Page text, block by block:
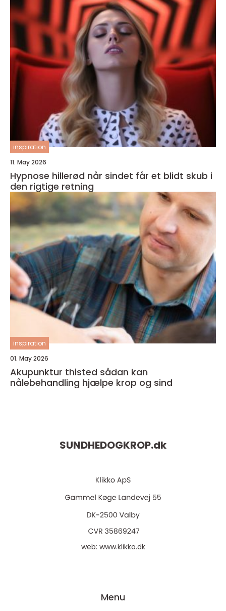
inspiration
11. May 2026
Hypnose hillerød når sindet får et blidt skub i
den rigtige retning
inspiration
01. May 2026
Akupunktur thisted sådan kan
nålebehandling hjælpe krop og sind
SUNDHEDOGKROP.dk
web: www.klikko.dk
Menu